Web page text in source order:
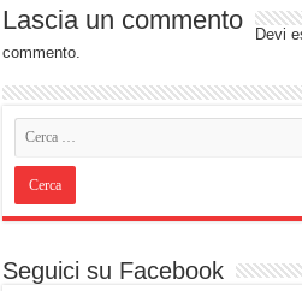
Lascia un commento Devi
commento.
Seguici su Facebook